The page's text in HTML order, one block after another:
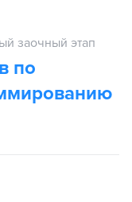
заочный этап
по